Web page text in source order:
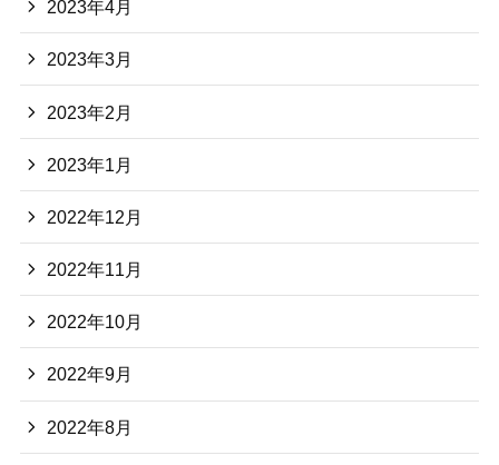
2023年4月
2023年3月
2023年2月
2023年1月
2022年12月
2022年11月
2022年10月
2022年9月
2022年8月